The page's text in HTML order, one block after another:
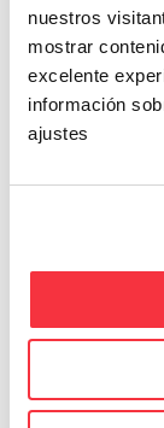
nuestros
mostrar
excelente
información
ajustes